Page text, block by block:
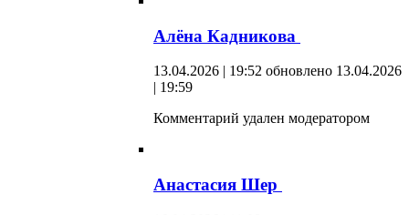
Алёна Кадникова
13.04.2026 | 19:52 обновлено 13.04.2026
| 19:59
Комментарий удален модератором
Анастасия Шер